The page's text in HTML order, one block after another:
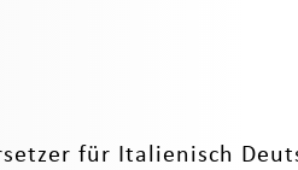
für Italienisch